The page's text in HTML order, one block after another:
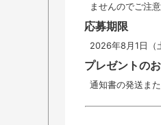
ませんのでご注
応募期限
2026年8月1日（
プレゼントの
通知書の発送ま